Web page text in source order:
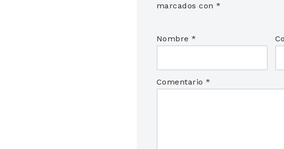
marcados con *
Nombre *
Comentario *